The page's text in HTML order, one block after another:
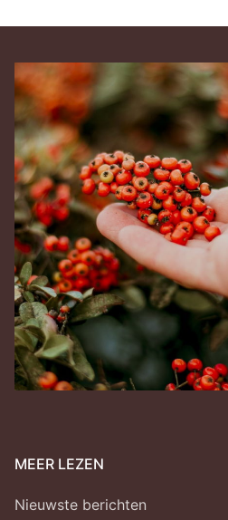
MEER LEZEN
Nieuwste berichten